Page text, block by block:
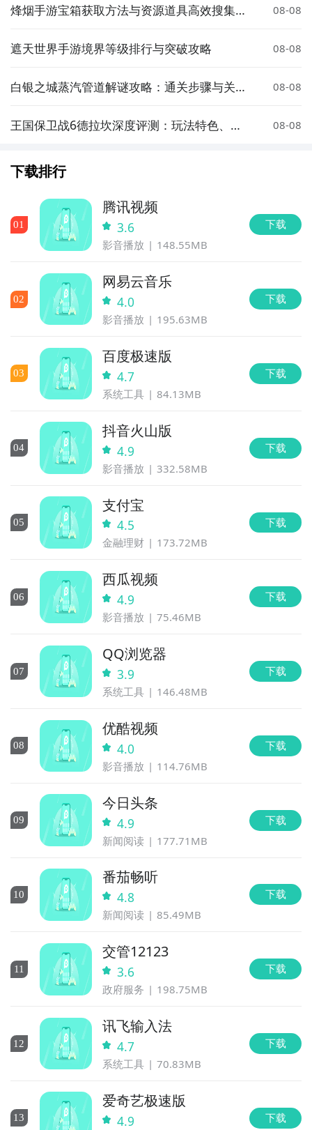
烽烟手游宝箱获取方法与资源道具高效搜集攻
08-08
遮天世界手游境界等级排行与突破攻略 08-08
白银之城蒸汽管道解谜攻略：通关步骤与关键
08-08
王国保卫战6德拉坎深度评测：玩法特色、关
08-08
下载排行
01
腾讯视频
3.6
影音播放 148.55MB
下载
02
网易云音乐
4.0
影音播放 195.63MB
下载
03
百度极速版
4.7
系统工具 84.13MB
下载
04
抖音火山版
4.9
影音播放 332.58MB
下载
05
支付宝
4.5
金融理财 173.72MB
下载
06
西瓜视频
4.9
影音播放 75.46MB
下载
07
QQ浏览器
3.9
系统工具 146.48MB
下载
08
优酷视频
4.0
影音播放 114.76MB
下载
09
今日头条
4.9
新闻阅读 177.71MB
下载
10
番茄畅听
4.8
新闻阅读 85.49MB
下载
11
交管12123
3.6
政府服务 198.75MB
下载
12
讯飞输入法
4.7
系统工具 70.83MB
下载
13
爱奇艺极速版
4.9 下载